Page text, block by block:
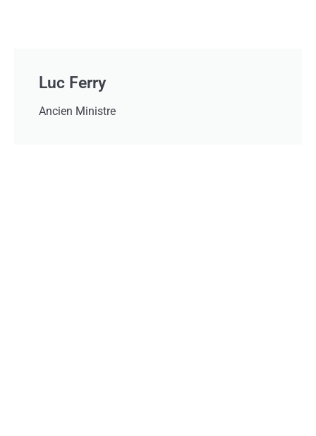
Luc Ferry
Ancien Ministre